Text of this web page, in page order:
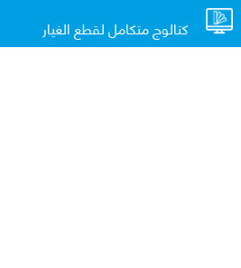
كتالوج متكامل لقطع الغيار